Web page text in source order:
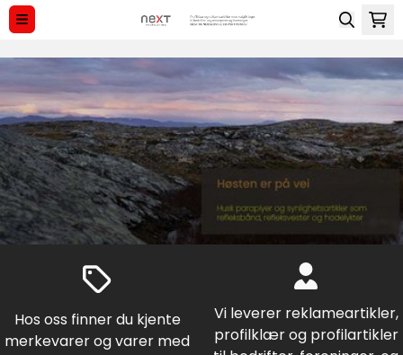
Hopp til innhold
Hos oss finner du kjente
merkevarer og varer med
Vi leverer reklameartikler,
profilklær og profilartikler